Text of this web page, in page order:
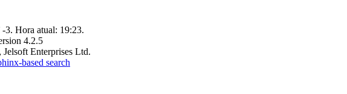
3. Hora atual: 19:23.
4.2.5
Enterprises Ltd.
based search